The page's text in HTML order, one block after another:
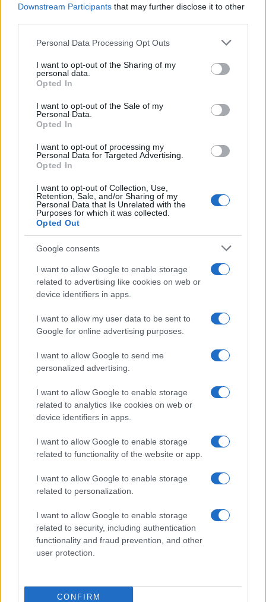
Downstream Participants that may further disclose it to other
Please note that this website/app uses one or more Google
not limited to your visit or usage behaviour. You may click to
grant or deny consent to Google and its third-party tags to
use your data for below specified purposes in below Google
consent section.
Personal Data Processing Opt Outs
I want to opt-out of the Sharing of my
personal data.
Opted In
I want to opt-out of the Sale of my
Personal Data.
Opted In
I want to opt-out of processing my
Personal Data for Targeted Advertising.
Opted In
I want to opt-out of Collection, Use,
Retention, Sale, and/or Sharing of my
Personal Data that Is Unrelated with the
Purposes for which it was collected.
Opted Out
Google consents
I want to allow Google to enable storage
related to advertising like cookies on web or
device identifiers in apps.
I want to allow my user data to be sent to
Google for online advertising purposes.
I want to allow Google to send me
personalized advertising.
I want to allow Google to enable storage
related to analytics like cookies on web or
device identifiers in apps.
I want to allow Google to enable storage
related to functionality of the website or app.
I want to allow Google to enable storage
related to personalization.
I want to allow Google to enable storage
related to security, including authentication
functionality and fraud prevention, and other
user protection.
CONFIRM
Nei cui confronti, lo scorso agosto, la vittima aveva
formalizzato unaquerelapresso gli uffici della
Nell’esposto, la donna denunciava di aver subito nei
giorni precedenti ulteriori minacce e danneggiamenti
(ruota dello scooter tagliata).
La 48enne è stata dunque arrestata con l’accusa di
atti persecutori e portata nel carcere di
Rebibbia
disposizione dell’Autorità Giudiziaria.
INTANTO GRAVE INCIDENTE SULL’AURELIA
Precedente
ROMA Incidente
mortale in
mattinata
sull’Aurelia
MIGRANTI Salvini
Carola Rackete
ARTICOLI CORRELATI
ROMA Incredibile disavventura in casa per Fiorella
Due anni di regali e atti persecutori: la giornalista